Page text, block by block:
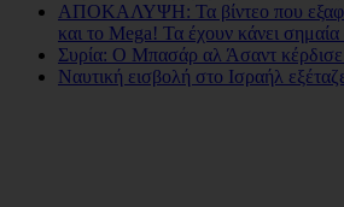
ΑΠΟΚΑΛΥΨΗ: Τα βίντεο που
και το Mega! Τα έχουν κάνει σημαία
Συρία: Ο Μπασάρ αλ Άσαντ κέρδισε
Ναυτική εισβολή στο Ισραήλ